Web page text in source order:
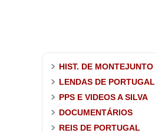
HIST. DE MONTEJUNTO
LENDAS DE PORTUGAL
PPS E VIDEOS A SILVA
DOCUMENTÁRIOS
REIS DE PORTUGAL